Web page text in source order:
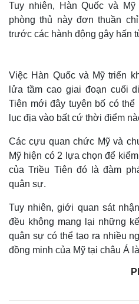
Tuy nhiên, Hàn Quốc và
phòng thủ này đơn thuần
trước các hành động gây hấn
Việc Hàn Quốc và Mỹ triển
lửa tầm cao giai đoạn cuối
Tiên mới đây tuyên bố có
lục địa vào bất cứ thời điểm
Các cựu quan chức Mỹ và
Mỹ hiện có 2 lựa chọn để
của Triều Tiên đó là đàm
quân sự.
Tuy nhiên, giới quan sát
đều không mang lại những
quân sự có thể tạo ra nhiều
đồng minh của Mỹ tại châu Á